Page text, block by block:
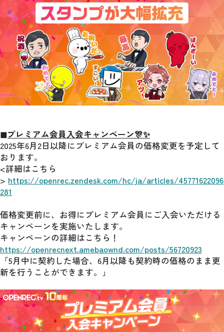
◼︎プレミアム会員入会キャンペーン🎊✨
2025年6月2日以降にプレミアム会員の価格変更を予定して
おります。
<詳細はこちら
> https://openrec.zendesk.com/hc/ja/articles/45771622096
281
価格変更前に、お得にプレミアム会員にご入会いただける
キャンペーンを実施いたします。
キャンペーンの詳細はこちら！
https://openrecnext.amebaownd.com/posts/56720923
「5月中に契約した場合、6月以降も契約時の価格のまま更
新を行うことができます。」